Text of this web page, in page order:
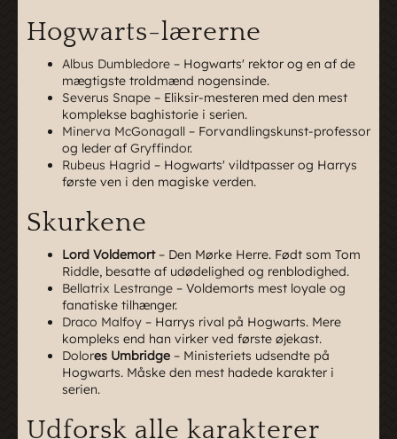
Hogwarts-lærerne
Albus Dumbledore – Hogwarts' rektor og en af de
mægtigste troldmænd nogensinde.
Severus Snape – Eliksir-mesteren med den mest
komplekse baghistorie i serien.
Minerva McGonagall – Forvandlingskunst-professor
og leder af Gryffindor.
Rubeus Hagrid – Hogwarts' vildtpasser og Harrys
første ven i den magiske verden.
Skurkene
Lord Voldemort– Den Mørke Herre. Født som Tom
Riddle, besatte af udødelighed og renblodighed.
Bellatrix Lestrange – Voldemorts mest loyale og
fanatiske tilhænger.
Draco Malfoy – Harrys rival på Hogwarts. Mere
kompleks end han virker ved første øjekast.
Dolores Umbridge – Ministeriets udsendte på
Hogwarts. Måske den mest hadede karakter i
serien.
Udforsk alle karakterer